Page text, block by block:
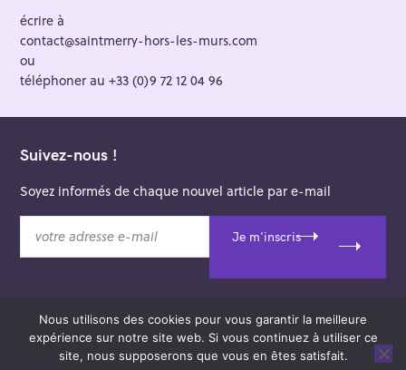
écrire à
contact@saintmerry-hors-les-murs.com
ou
téléphoner au +33 (0)9 72 12 04 96
Suivez-nous !
Soyez informés de chaque nouvel article par e-mail
t
Je m'inscris
© 2026 Saint-Merry Hors-les-Murs.
Theme: Felt byPixelgrade.
Nous utilisons des cookies pour vous garantir la meilleure
expérience sur notre site web. Si vous continuez à utiliser ce
site, nous supposerons que vous en êtes satisfait.